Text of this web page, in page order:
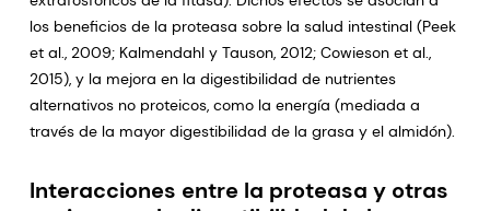
los beneficios de la proteasa sobre la salud intestinal (Peek
et al., 2009; Kalmendahl y Tauson, 2012; Cowieson et al.,
2015), y la mejora en la digestibilidad de nutrientes
alternativos no proteicos, como la energía (mediada a
través de la mayor digestibilidad de la grasa y el almidón).
Interacciones entre la proteasa y otras